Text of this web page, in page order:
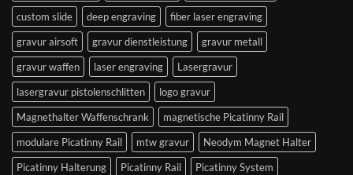
custom slide
deep engraving
fiber laser engraving
gravur airsoft
gravur dienstleistung
gravur metall
gravur waffen
laser engraving
Lasergravur
lasergravur pistolenschlitten
logo gravur
Magnethalter Waffenschrank
magnetische Picatinny Rail
modulare Picatinny Rail
mtw gravur
Neodym Magnet Halter
Picatinny Halterung
Picatinny Rail
Picatinny System